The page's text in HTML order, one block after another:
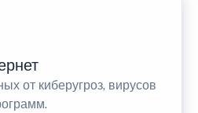
от киберугроз, вирусов